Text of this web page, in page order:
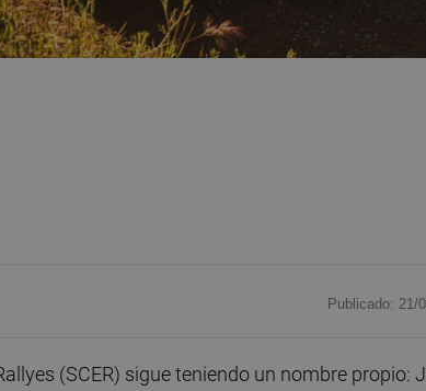
Publicado: 21/
(SCER) sigue teniendo un nombre propio: